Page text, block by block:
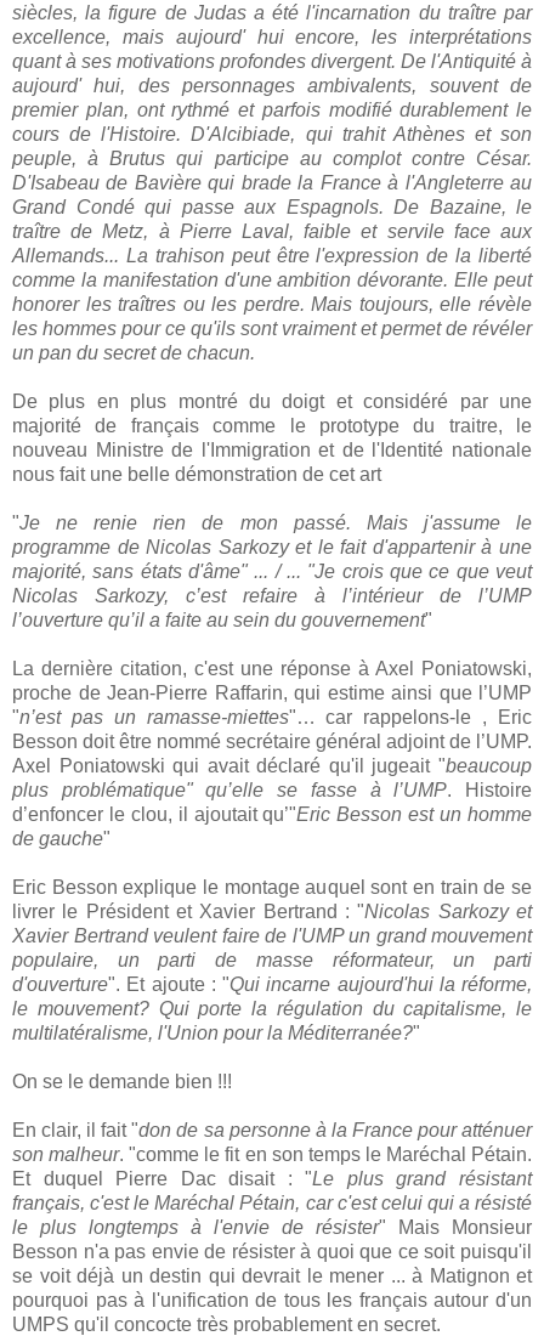
siècles, la figure de Judas a été l'incarnation du traître par
excellence, mais aujourd' hui encore, les interprétations
quant à ses motivations profondes divergent. De l'Antiquité à
aujourd' hui, des personnages ambivalents, souvent de
premier plan, ont rythmé et parfois modifié durablement le
cours de l'Histoire. D'Alcibiade, qui trahit Athènes et son
peuple, à Brutus qui participe au complot contre César.
D'Isabeau de Bavière qui brade la France à l'Angleterre au
Grand Condé qui passe aux Espagnols. De Bazaine, le
traître de Metz, à Pierre Laval, faible et servile face aux
Allemands... La trahison peut être l'expression de la liberté
comme la manifestation d'une ambition dévorante. Elle peut
honorer les traîtres ou les perdre. Mais toujours, elle révèle
les hommes pour ce qu'ils sont vraiment et permet de révéler
un pan du secret de chacun.
De plus en plus montré du doigt et considéré par une
majorité de français comme le prototype du traitre, le
nouveau Ministre de l'Immigration et de l'Identité nationale
nous fait une belle démonstration de cet art
"Je ne renie rien de mon passé. Mais j'assume le
programme de Nicolas Sarkozy et le fait d'appartenir à une
majorité, sans états d'âme" ... / ... "Je crois que ce que veut
Nicolas Sarkozy, c’est refaire à l’intérieur de l’UMP
l’ouverture qu’il a faite au sein du gouvernement"
La dernière citation, c'est une réponse à Axel Poniatowski,
proche de Jean-Pierre Raffarin, qui estime ainsi que l’UMP
"n’est pas un ramasse-miettes"… car rappelons-le , Eric
Besson doit être nommé secrétaire général adjoint de l’UMP.
Axel Poniatowski qui avait déclaré qu'il jugeait "beaucoup
plus problématique" qu’elle se fasse à l’UMP. Histoire
d’enfoncer le clou, il ajoutait qu’"Eric Besson est un homme
de gauche"
Eric Besson explique le montage auquel sont en train de se
livrer le Président et Xavier Bertrand : "Nicolas Sarkozy et
Xavier Bertrand veulent faire de l'UMP un grand mouvement
populaire, un parti de masse réformateur, un parti
d'ouverture". Et ajoute : "Qui incarne aujourd'hui la réforme,
le mouvement? Qui porte la régulation du capitalisme, le
multilatéralisme, l'Union pour la Méditerranée?"
On se le demande bien !!!
En clair, il fait "don de sa personne à la France pour atténuer
son malheur. "comme le fit en son temps le Maréchal Pétain.
Et duquel Pierre Dac disait : "Le plus grand résistant
français, c'est le Maréchal Pétain, car c'est celui qui a résisté
le plus longtemps à l'envie de résister" Mais Monsieur
Besson n'a pas envie de résister à quoi que ce soit puisqu'il
se voit déjà un destin qui devrait le mener ... à Matignon et
pourquoi pas à l'unification de tous les français autour d'un
UMPS qu'il concocte très probablement en secret.